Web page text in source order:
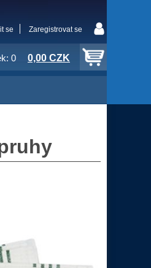
se Zaregistrovat se
0 0,00 CZK